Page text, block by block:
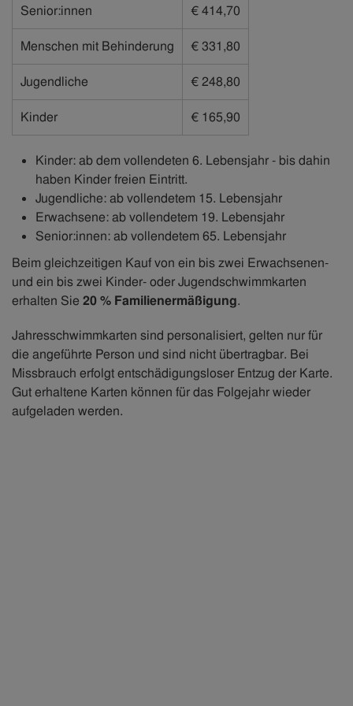
Senior:innen € 414,70
Menschen mit Behinderung € 331,80
Jugendliche € 248,80
Kinder € 165,90
Kinder: ab dem vollendeten 6. Lebensjahr - bis dahin
haben Kinder freien Eintritt.
Jugendliche: ab vollendetem 15. Lebensjahr
Erwachsene: ab vollendetem 19. Lebensjahr
Senior:innen: ab vollendetem 65. Lebensjahr
Beim gleichzeitigen Kauf von ein bis zwei Erwachsenen-
und ein bis zwei Kinder- oder Jugendschwimmkarten
erhalten Sie 20 % Familienermäßigung.
Jahresschwimmkarten sind personalisiert, gelten nur für
die angeführte Person und sind nicht übertragbar. Bei
Missbrauch erfolgt entschädigungsloser Entzug der Karte.
Gut erhaltene Karten können für das Folgejahr wieder
aufgeladen werden.